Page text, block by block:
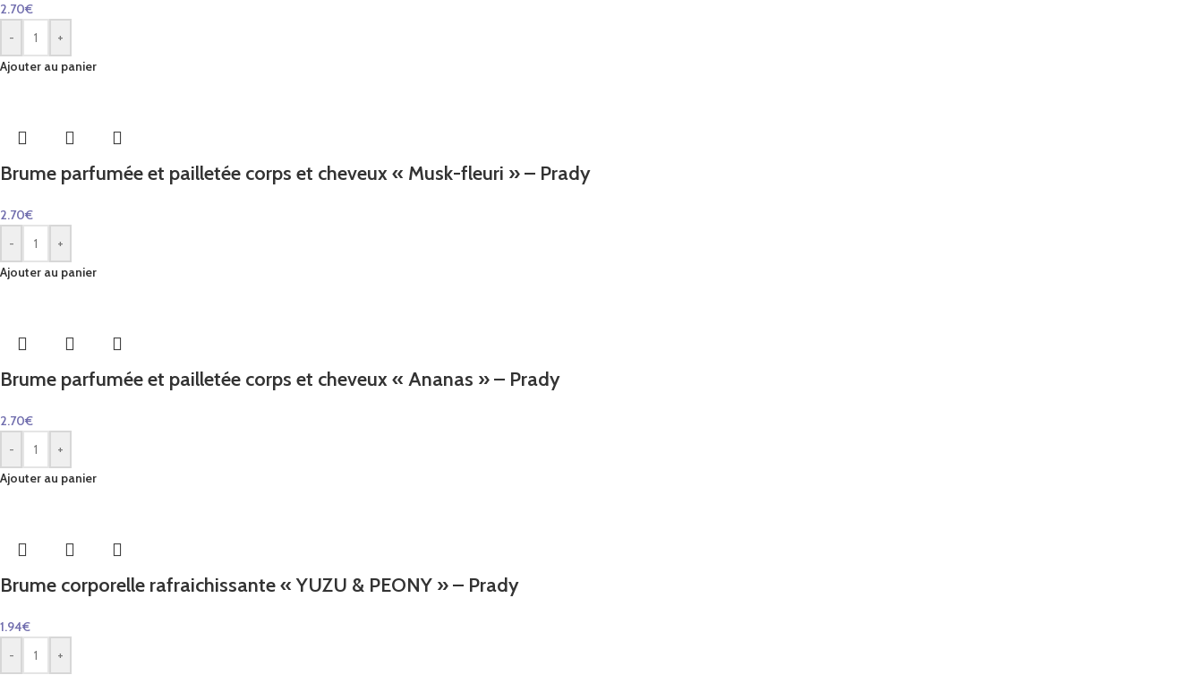
2.70€
-
+
Ajouter au panier
Brume parfumée et pailletée corps et cheveux « Musk-fleuri » – Prady
2.70€
-
+
Ajouter au panier
Brume parfumée et pailletée corps et cheveux « Ananas » – Prady
2.70€
-
+
Ajouter au panier
Brume corporelle rafraichissante « YUZU & PEONY » – Prady
1.94€
-
+